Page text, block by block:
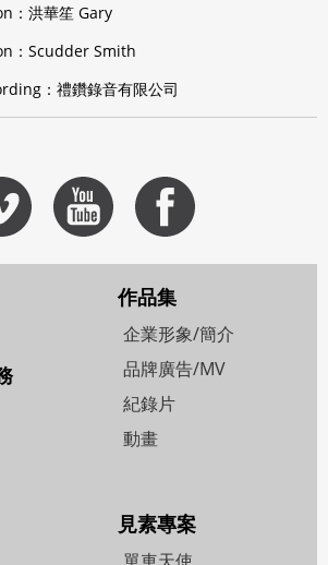
：洪華笙 Gary
：Scudder Smith
：禮鑽錄音有限公司
作品集
企業形象/簡介
品牌廣告/MV
紀錄片
動畫
見素專案